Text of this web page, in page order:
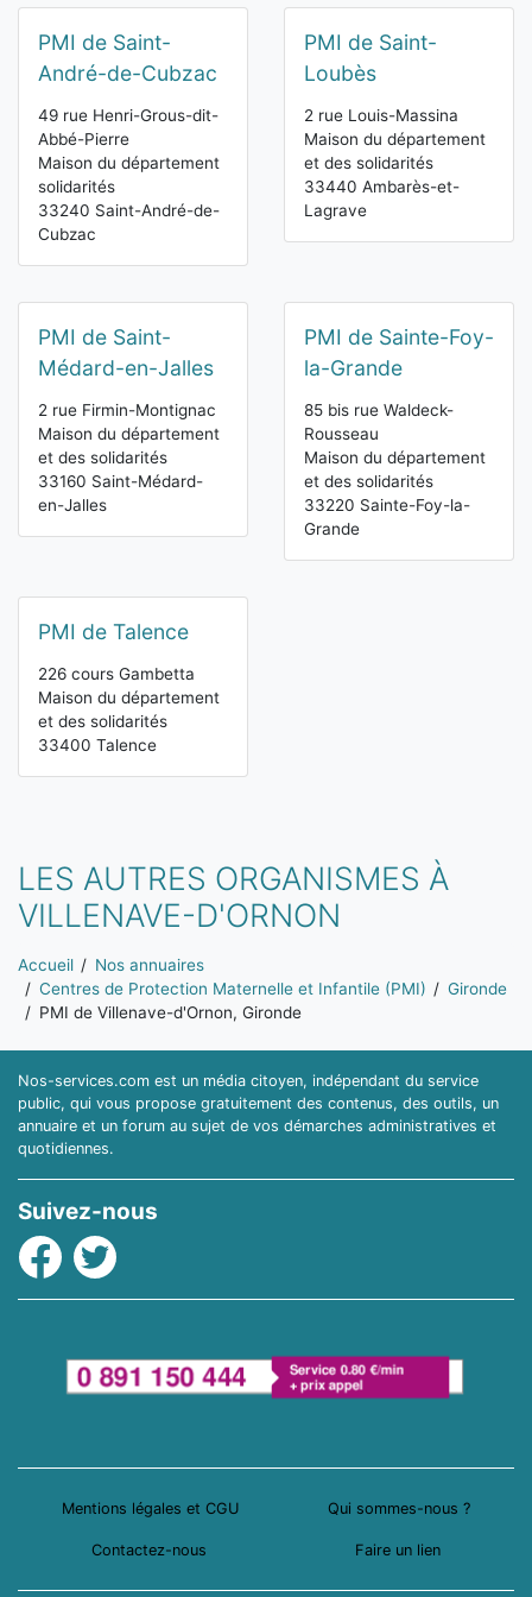
PMI de Saint-
André-de-Cubzac
49 rue Henri-Grous-dit-
Abbé-Pierre
Maison du département
solidarités
33240 Saint-André-de-
Cubzac
PMI de Saint-
Loubès
2 rue Louis-Massina
Maison du département
et des solidarités
33440 Ambarès-et-
Lagrave
PMI de Saint-
Médard-en-Jalles
2 rue Firmin-Montignac
Maison du département
et des solidarités
33160 Saint-Médard-
en-Jalles
PMI de Sainte-Foy-
la-Grande
85 bis rue Waldeck-
Rousseau
Maison du département
et des solidarités
33220 Sainte-Foy-la-
Grande
PMI de Talence
226 cours Gambetta
Maison du département
et des solidarités
33400 Talence
LES AUTRES ORGANISMES À
VILLENAVE-D'ORNON
Vous êtes ici:
Accueil
Nos annuaires
Centres de Protection Maternelle et Infantile (PMI)
Gironde
PMI de Villenave-d'Ornon, Gironde
Nos-services.com est un média citoyen, indépendant du service
public, qui vous propose gratuitement des contenus, des outils, un
annuaire et un forum au sujet de vos démarches administratives et
quotidiennes.
Suivez-nous
Facebook
Twitter
Mentions légales et CGU Qui sommes-nous ?
Contactez-nous Faire un lien